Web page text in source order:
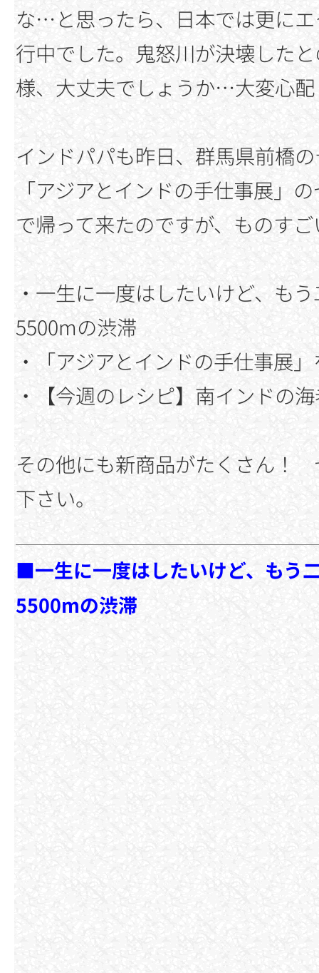
な…と思ったら、日本では更に
行中でした。鬼怒川が決壊した
様、大丈夫でしょうか…大変心配
インドパパも昨日、群馬県前橋
「アジアとインドの手仕事展」
で帰って来たのですが、ものす
・一生に一度はしたいけど、も
5500mの渋滞
・「アジアとインドの手仕事展
・【今週のレシピ】南インドの
その他にも新商品がたくさん！
下さい。
■一生に一度はしたいけど、もう
5500mの渋滞